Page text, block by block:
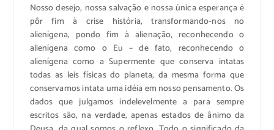
Nosso desejo, nossa salvação e nossa única esperança é
pôr fim à crise história, transformando-nos no
alienígena, pondo fim à alienação, reconhecendo o
alienígena como o Eu – de fato, reconhecendo o
alienígena como a Supermente que conserva intatas
todas as leis físicas do planeta, da mesma forma que
conservamos intata uma idéia em nosso pensamento. Os
dados que julgamos indelevelmente a para sempre
escritos são, na verdade, apenas estados de ânimo da